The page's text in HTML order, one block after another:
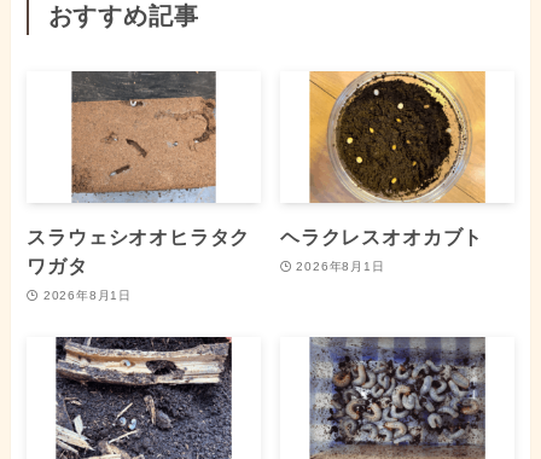
おすすめ記事
スラウェシオオヒラタク
ワガタ
2026年8月1日
ヘラクレスオオカブト
2026年8月1日